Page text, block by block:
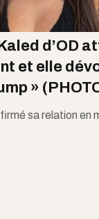
d’OD
et elle
»
sa relation en